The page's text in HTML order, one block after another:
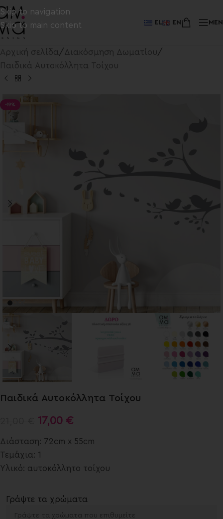
Skip to navigation
Skip to main content
EL EN
Αρχική σελίδα / Διακόσμηση Δωματίου/
Παιδικά Αυτοκόλλητα Τοίχου
-19%
Παιδικά Αυτοκόλλητα Τοίχου
17,00 €
Διάσταση: 72cm x 55cm
Τεμάχια: 1
Υλικό: αυτοκόλλητο τοίχου
Γράψτε τα χρώματα